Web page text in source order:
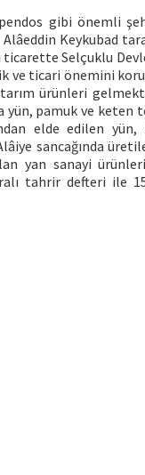
gibi önemli
Keykubad
Selçuklu
ticari önemini
ürünleri
pamuk ve keten
elde edilen
Alâiye sancağında
sanayi ürünleri
tahrir defteri ile